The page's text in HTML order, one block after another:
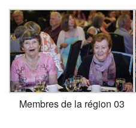
Membres de la région 03